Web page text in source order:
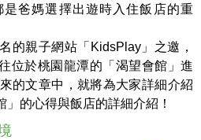
爸媽選擇出遊時入住飯店的重
的親子網站「KidsPlay」之邀，
位於桃園龍潭的「渴望會館」進
的文章中，就將為大家詳細介紹
的心得與飯店的詳細介紹！